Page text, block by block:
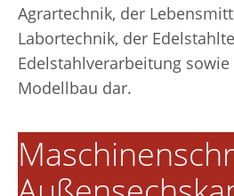
Agrartechnik, der
Labortechnik, der
Edelstahlverarbeitung
Modellbau dar.